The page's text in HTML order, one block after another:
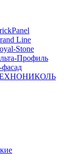
Line
Stone
Профиль
ТЕХНОНИКОЛЬ